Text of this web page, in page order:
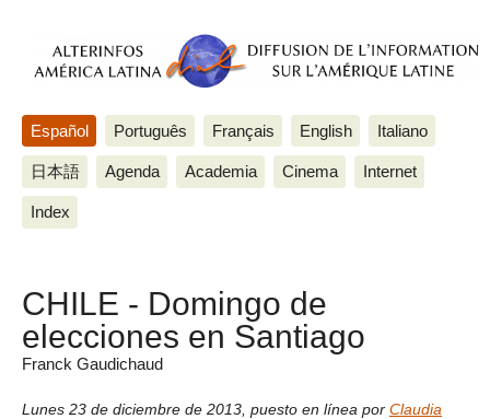
Español Português Français English Italiano
日本語 Agenda Academia Cinema Internet
Index
CHILE - Domingo de
elecciones en Santiago
Franck Gaudichaud
Lunes 23 de diciembre de 2013 puesto en línea por Claudia